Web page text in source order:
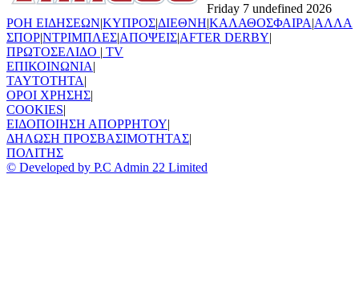
Friday 7 undefined 2026
ΡΟΗ ΕΙΔΗΣΕΩΝ|ΚΥΠΡΟΣ|ΔΙΕΘΝΗ|ΚΑΛΑΘΟΣΦΑΙΡΑ|ΑΛΛΑ
ΣΠΟΡ|ΝΤΡΙΜΠΛΕΣ|ΑΠΟΨΕΙΣ|AFTER DERBY|
ΠΡΩΤΟΣΕΛΙΔΟ | TV
ΕΠΙΚΟΙΝΩΝΙΑ|
TAYTOTHTA|
ΟΡΟΙ ΧΡΗΣΗΣ|
COOKIES|
ΕΙΔΟΠΟΙΗΣΗ ΑΠΟΡΡΗΤΟΥ|
ΔΗΛΩΣΗ ΠΡΟΣΒΑΣΙΜΟΤΗΤΑΣ|
ΠΟΛΙΤΗΣ
© Developed by P.C Admin 22 Limited